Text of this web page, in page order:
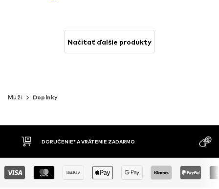
Načítať ďalšie produkty
Muži Doplnky
DOBIERKA
MOŽNOSŤ